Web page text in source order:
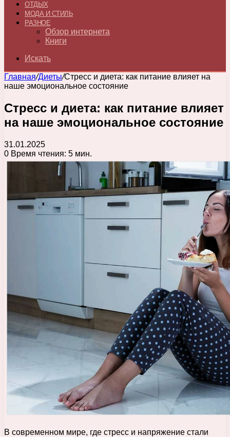
ОТДЫХ
МОДА И СТИЛЬ
РАЗНОЕ
Обзор интернета
Книги
Искать
Главная/Диеты/Стресс и диета: как питание влияет на
наше эмоциональное состояние
Стресс и диета: как питание влияет
на наше эмоциональное состояние
31.01.2025
0 Время чтения: 5 мин.
В современном мире, где стресс и напряжение стали